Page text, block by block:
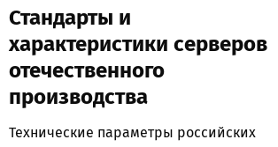
Стандарты и
характеристики серверов
отечественного
производства
Технические параметры российских